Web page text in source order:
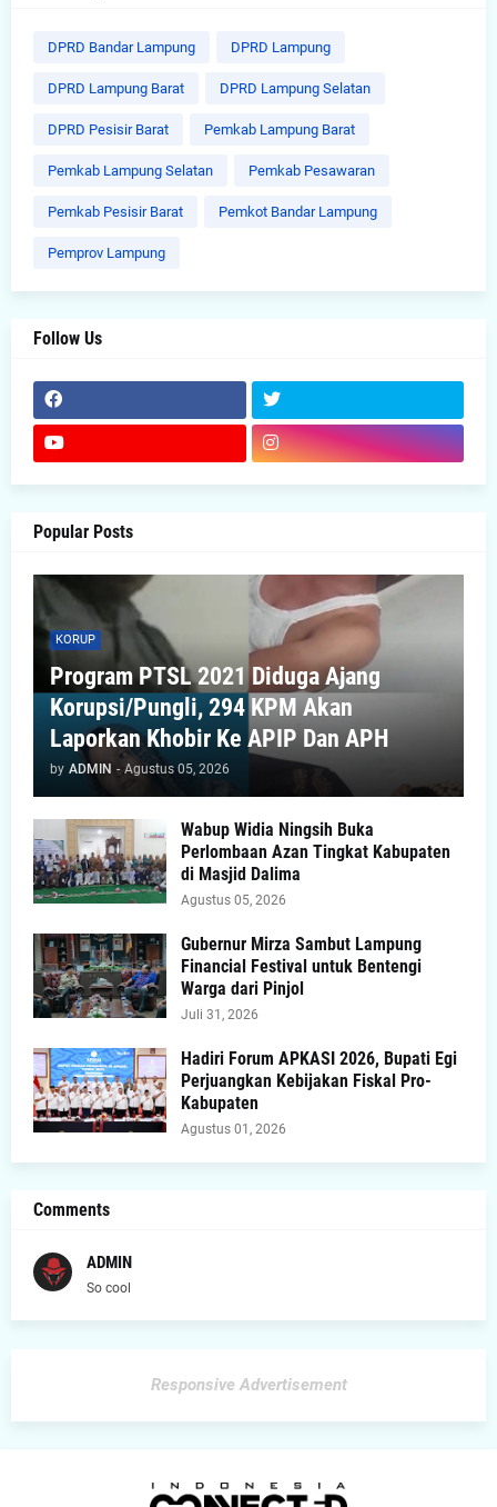
DPRD Bandar Lampung DPRD Lampung
DPRD Lampung Barat DPRD Lampung Selatan
DPRD Pesisir Barat Pemkab Lampung Barat
Pemkab Lampung Selatan Pemkab Pesawaran
Pemkab Pesisir Barat Pemkot Bandar Lampung
Pemprov Lampung
Follow Us
Popular Posts
KORUP
Program PTSL 2021 Diduga Ajang
Korupsi/Pungli, 294 KPM Akan
Laporkan Khobir Ke APIP Dan APH
by ADMIN - Agustus 05, 2026
Wabup Widia Ningsih Buka
Perlombaan Azan Tingkat Kabupaten
di Masjid Dalima
Agustus 05, 2026
Gubernur Mirza Sambut Lampung
Financial Festival untuk Bentengi
Warga dari Pinjol
Juli 31, 2026
Hadiri Forum APKASI 2026, Bupati Egi
Perjuangkan Kebijakan Fiskal Pro-
Kabupaten
Agustus 01, 2026
Comments
ADMIN
So cool
Responsive Advertisement